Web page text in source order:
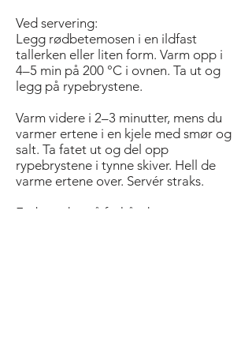
Ved servering:
Legg rødbetemosen i en ildfast
tallerken eller liten form. Varm opp i
4–5 min på 200 °C i ovnen. Ta ut og
legg på rypebrystene.
Varm videre i 2–3 minutter, mens du
varmer ertene i en kjele med smør og
salt. Ta fatet ut og del opp
rypebrystene i tynne skiver. Hell de
varme ertene over. Servér straks.
Forberedes på forhånd: